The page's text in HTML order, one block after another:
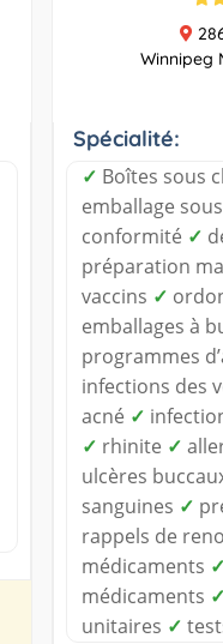
Winnipeg
Spécialité:
✓ Boîtes sous
emballage
conformité ✓
préparation
vaccins ✓
emballages à
programmes
infections des
acné ✓
✓ rhinite ✓
ulcères
sanguines ✓
rappels de
médicaments ✓
médicaments ✓
unitaires ✓